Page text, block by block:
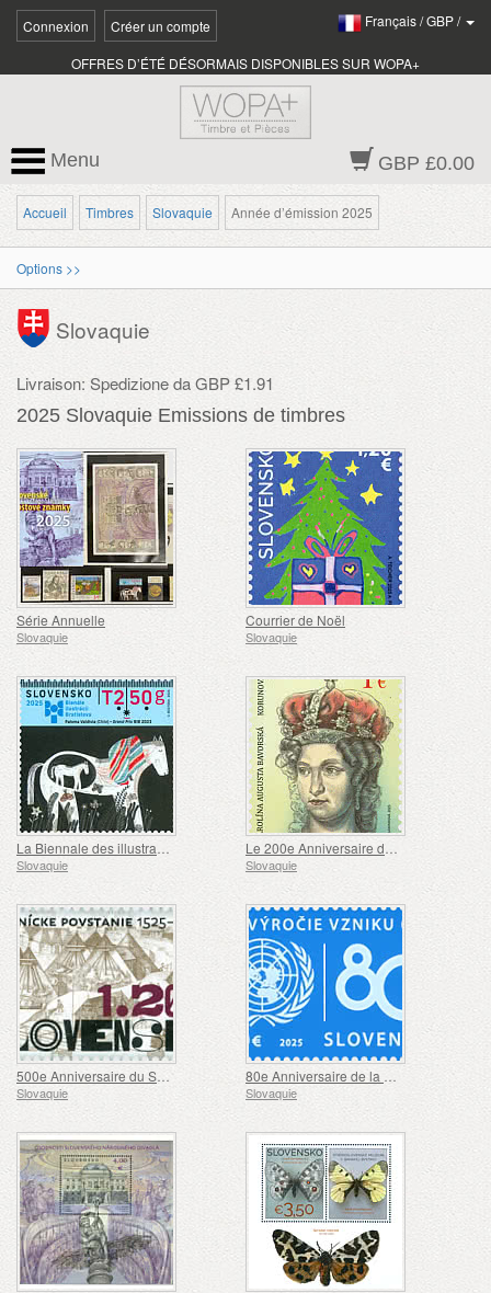
Connexion Créer un compte Français/GBP/
OFFRES D’ÉTÉ DÉSORMAIS DISPONIBLES SUR WOPA+
GBP £0.00
Menu
Accueil Timbres Slovaquie Année d’émission 2025
Options >>
Slovaquie
Livraison: Spedizione da GBP £1.91
2025 Slovaquie Emissions de timbres
Série Annuelle
Slovaquie
Courrier de Noël
Slovaquie
La Biennale des illustrations de Bratislava
Slovaquie
Le 200e Anniversaire du Couronnement de Caroline Augusta de Bavière
Slovaquie
500e Anniversaire du Soulèvement des Mineurs de 1525-1526
Slovaquie
80e Anniversaire de la Fondation des Nations Unies
Slovaquie